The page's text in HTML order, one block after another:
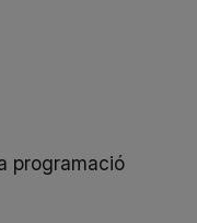
programació